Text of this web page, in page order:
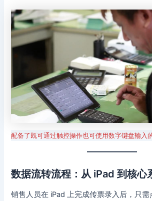
配备了既可通过触控操作也可使用数字键盘输入
数据流转流程：从 iPad 到核心
销售人员在 iPad 上完成传票录入后，只需